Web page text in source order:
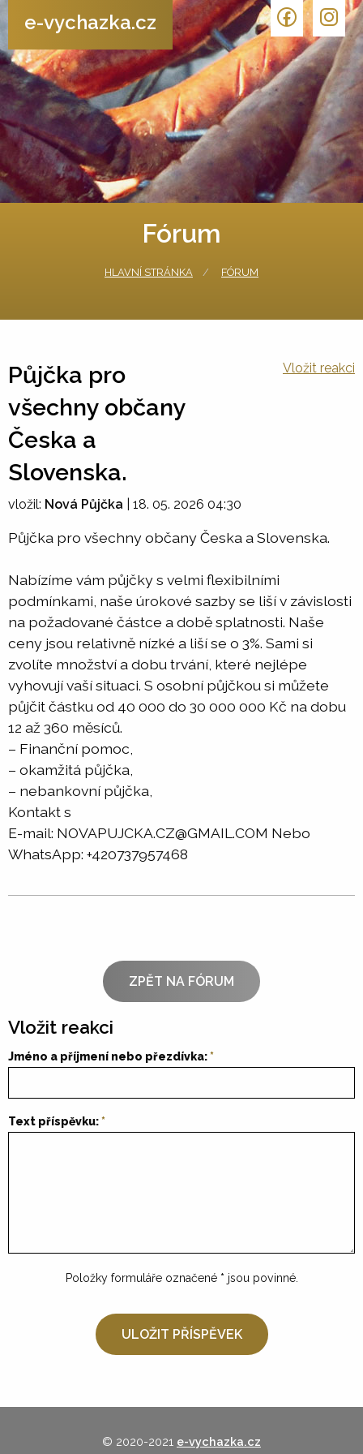
e-vychazka.cz
Fórum
HLAVNÍ STRÁNKA FÓRUM
Půjčka pro
všechny občany
Česka a
Slovenska.
Vložit reakci
vložil: Nová Půjčka 18. 05. 2026 04:30
Půjčka pro všechny občany Česka a Slovenska.
Nabízíme vám půjčky s velmi flexibilními
podmínkami, naše úrokové sazby se liší v závislosti
na požadované částce a době splatnosti. Naše
ceny jsou relativně nízké a liší se o 3%. Sami si
zvolíte množství a dobu trvání, které nejlépe
vyhovují vaší situaci. S osobní půjčkou si můžete
půjčit částku od 40 000 do 30 000 000 Kč na dobu
12 až 360 měsíců.
– Finanční pomoc,
– okamžitá půjčka,
– nebankovní půjčka,
Kontakt s
E-mail: NOVAPUJCKA.CZ@GMAIL.COM Nebo
WhatsApp: +420737957468
ZPĚT NA FÓRUM
Vložit reakci
Jméno a příjmení nebo přezdívka:
Text příspěvku:
Položky formuláře označené * jsou povinné.
© 2020-2021 e-vychazka.cz